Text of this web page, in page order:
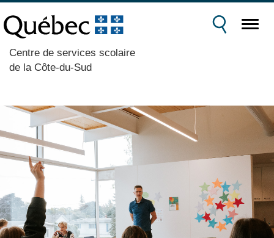
Centre de services scolaire
de la Côte-du-Sud